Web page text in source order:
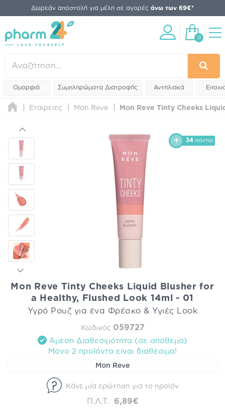
Δωρεάν αποστολή για μέλη σε αγορές άνω των 69€*
0
Ομορφιά Συμπληρώματα Διατροφής Αντηλιακά
Εταιρείες Mon Reve Mon Reve Tinty Cheeks
34 πόντοι
Mon Reve Tinty Cheeks Liquid Blusher for
a Healthy, Flushed Look 14ml - 01
Υγρό Ρουζ για ένα Φρέσκο & Υγιές Look
Κωδικός 059727
Άμεση Διαθεσιμότητα (σε απόθεμα)
Mόνο 2 προϊόντα είναι διαθέσιμα!
Mon Reve
Κάνε μία ερώτηση για το προϊόν
Π.Λ.Τ. 6,89€